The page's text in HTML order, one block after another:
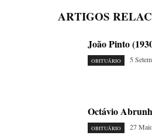
ARTIGOS
João Pinto
OBITUÁRIO 5
Octávio
OBITUÁRIO 27